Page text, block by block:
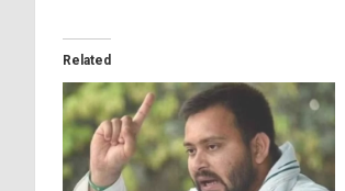
Related